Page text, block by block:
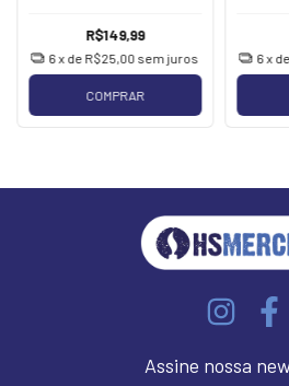
R$149,99
6x de R$25,00 sem juros
COMPRAR
6 x de
Assine nossa